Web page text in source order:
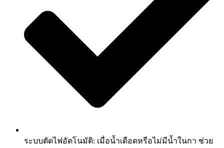
ระบบตัดไฟอัตโนมัติ: เมื่อน้ำเดือดหรือไม่มีน้ำในกา ช่วย